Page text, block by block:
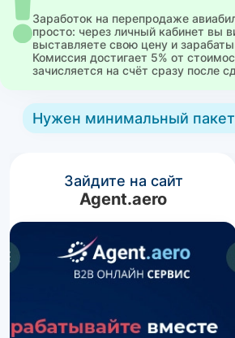
Заработок на перепродаже
просто: через личный кабинет вы
выставляете свою цену и
Комиссия достигает 5% от
зачисляется на счёт сразу после
Нужен минимальный
Зайдите на сайт
Agent.aero